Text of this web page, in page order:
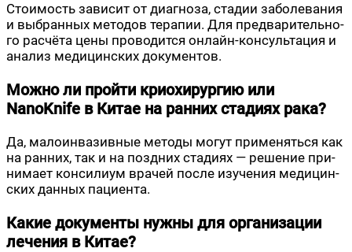
Сто­и­мость зави­сит от диа­гно­за, ста­дии забо­ле­ва­ния
и выбран­ных мето­дов тера­пии. Для пред­ва­ри­тель­но­
го рас­чё­та цены про­во­дит­ся онлайн-кон­суль­та­ция и
ана­лиз меди­цин­ских документов.
Можно ли пройти криохирургию или
NanoKnife в Китае на ранних стадиях рака?
Да, мало­ин­ва­зив­ные мето­ды могут при­ме­нять­ся как
на ран­них, так и на позд­них ста­ди­ях — реше­ние при­
ни­ма­ет кон­си­ли­ум вра­чей после изу­че­ния меди­цин­
ских дан­ных пациента.
Какие документы нужны для организации
лечения в Китае?